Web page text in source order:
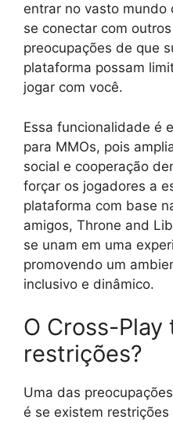
entrar no vasto
se conectar com
preocupações de que
plataforma possam
jogar com você.
Essa funcionalidade é
para MMOs, pois
social e cooperação
forçar os jogadores a
plataforma com base
amigos, Throne and
se unam em uma
promovendo um
inclusivo e dinâmico.
O Cross-Play
restrições?
Uma das
é se existem